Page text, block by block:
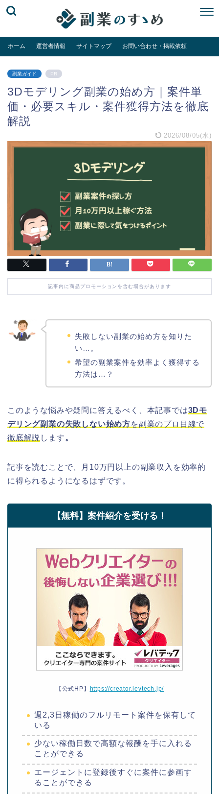
ホーム 運営者情報 サイトマップ お問い合わせ・掲載依頼
副業ガイド PR
3Dモデリング副業の始め方｜案件単
価・必要スキル・案件獲得方法を徹底
解説
2026/08/05(水)
記事内に商品プロモーションを含む場合があります
失敗しない副業の始め方を知りた
い…。
希望の副業案件を効率よく獲得する
方法は…？
このような悩みや疑問に答えるべく、本記事では3Dモ
デリング副業の失敗しない始め方を副業のプロ目線で
徹底解説 します。
記事を読むことで、月10万円以上の副業収入を効率的
に得られるようになるはずです。
【無料】案件紹介を受ける！
【公式HP】 https://creator.levtech.jp/
週2,3日稼働のフルリモート案件を保有して
いる
少ない稼働日数で高額な報酬を手に入れる
ことができる
エージェントに登録後すぐに案件に参画す
ることができる